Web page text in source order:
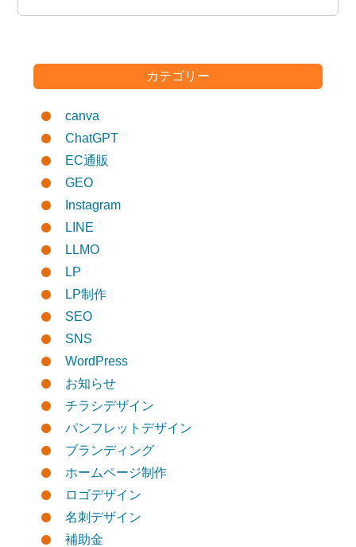
カテゴリー
canva
ChatGPT
EC通販
GEO
Instagram
LINE
LLMO
LP
LP制作
SEO
SNS
WordPress
お知らせ
チラシデザイン
パンフレットデザイン
ブランディング
ホームページ制作
ロゴデザイン
名刺デザイン
補助金